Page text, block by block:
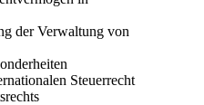
der Verwaltung von
Steuerrecht